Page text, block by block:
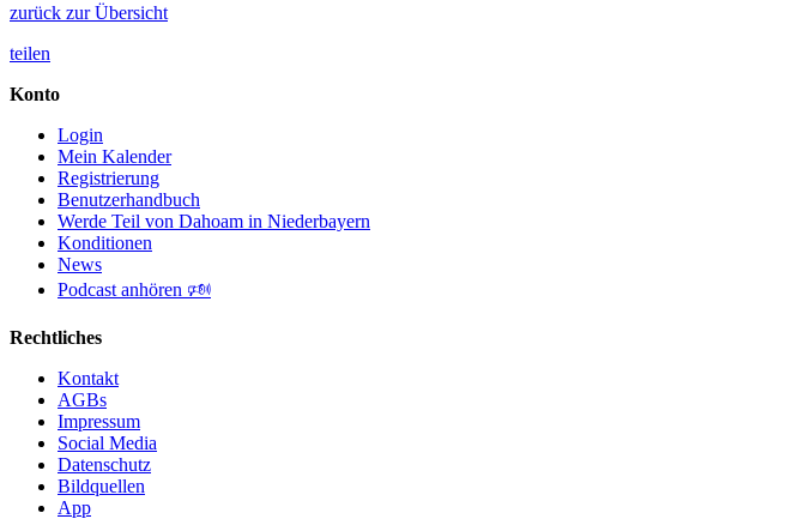
zurück zur Übersicht
teilen
Konto
Login
Mein Kalender
Registrierung
Benutzerhandbuch
Werde Teil von Dahoam in Niederbayern
Konditionen
News
Podcast anhören 🕬
Rechtliches
Kontakt
AGBs
Impressum
Social Media
Datenschutz
Bildquellen
App